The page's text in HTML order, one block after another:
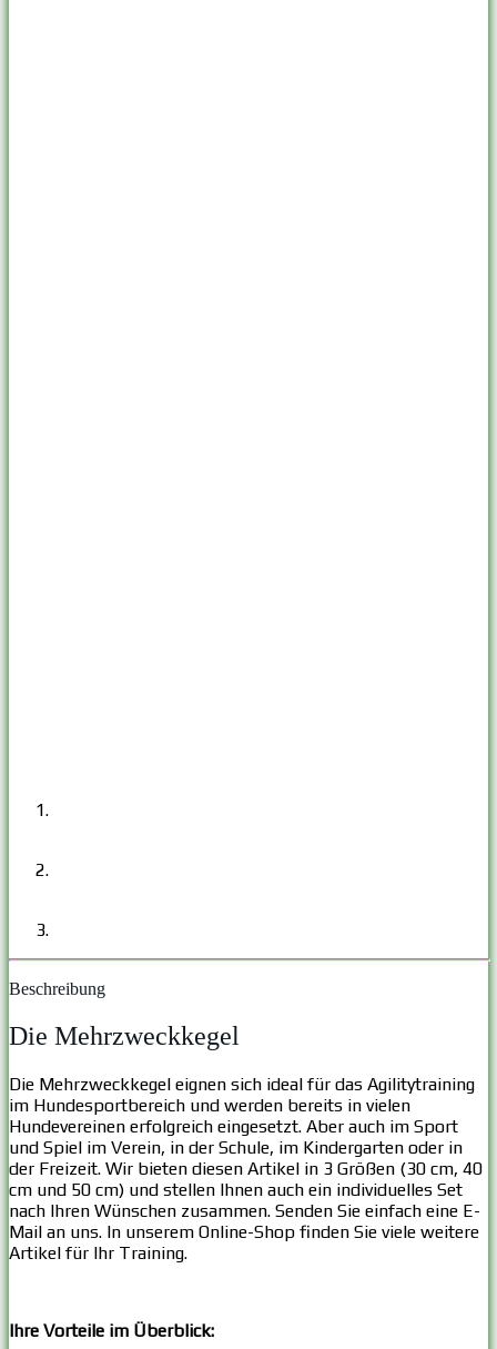
Beschreibung
Die Mehrzweckkegel
Die Mehrzweckkegel eignen sich ideal für das Agilitytraining
im Hundesportbereich und werden bereits in vielen
Hundevereinen erfolgreich eingesetzt. Aber auch im Sport
und Spiel im Verein, in der Schule, im Kindergarten oder in
der Freizeit. Wir bieten diesen Artikel in 3 Größen (30 cm, 40
cm und 50 cm) und stellen Ihnen auch ein individuelles Set
nach Ihren Wünschen zusammen. Senden Sie einfach eine E-
Mail an uns. In unserem Online-Shop finden Sie viele weitere
Artikel für Ihr Training.
Ihre Vorteile im Überblick: